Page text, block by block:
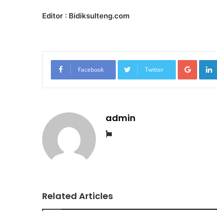
Editor : Bidiksulteng.com
Facebook Twitter
admin
Website
Related Articles